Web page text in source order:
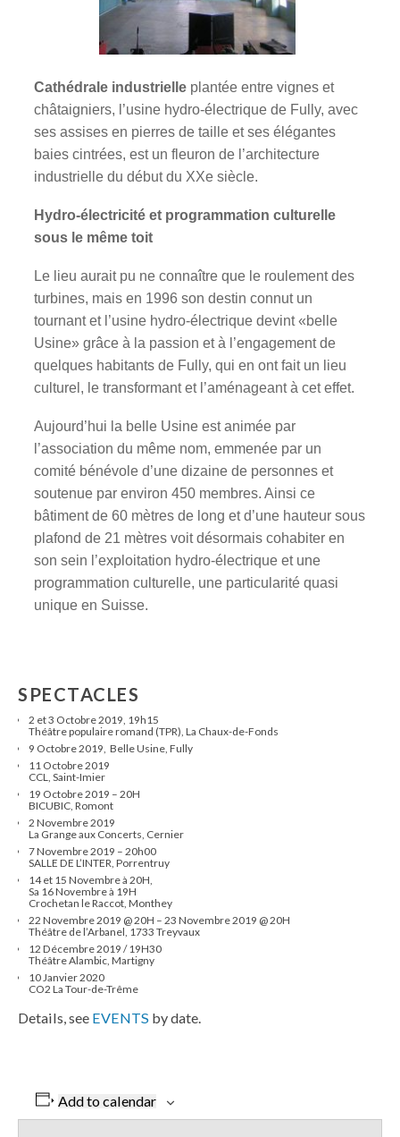
Cathédrale industrielleplantée entre vignes et
châtaigniers, l’usine hydro-électrique de Fully, avec
ses assises en pierres de taille et ses élégantes
baies cintrées, est un fleuron de l’architecture
industrielle du début du XXe siècle.
Hydro-électricité et programmation culturelle
sous le même toit
Le lieu aurait pu ne connaître que le roulement des
turbines, mais en 1996 son destin connut un
tournant et l’usine hydro-électrique devint «belle
Usine» grâce à la passion et à l’engagement de
quelques habitants de Fully, qui en ont fait un lieu
culturel, le transformant et l’aménageant à cet effet.
Aujourd’hui la belle Usine est animée par
l’association du même nom, emmenée par un
comité bénévole d’une dizaine de personnes et
soutenue par environ 450 membres. Ainsi ce
bâtiment de 60 mètres de long et d’une hauteur sous
plafond de 21 mètres voit désormais cohabiter en
son sein l’exploitation hydro-électrique et une
programmation culturelle, une particularité quasi
unique en Suisse.
SPECTACLES
2 et 3 Octobre 2019, 19h15
Théâtre populaire romand (TPR), La Chaux-de-Fonds
9 Octobre 2019, Belle Usine, Fully
11 Octobre 2019
CCL, Saint-Imier
19 Octobre 2019 – 20H
BICUBIC, Romont
2 Novembre 2019
La Grange aux Concerts, Cernier
7 Novembre 2019 – 20h00
SALLE DE L’INTER, Porrentruy
14 et 15 Novembre à 20H,
Sa 16 Novembre à 19H
Crochetan le Raccot, Monthey
22 Novembre 2019 @ 20H – 23 Novembre 2019 @ 20H
Théâtre de l’Arbanel, 1733 Treyvaux
12 Décembre 2019 / 19H30
Théâtre Alambic, Martigny
10 Janvier 2020
CO2 La Tour-de-Trême
Details, see EVENTS by date.
Add to calendar